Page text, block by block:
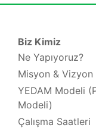
Biz Kimiz
Ne Yapıyoruz?
Misyon & Vizyon
YEDAM Modeli
Modeli)
Çalışma Saatleri